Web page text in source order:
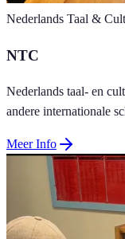
Nederlands Taal &
NTC
Nederlands taal- en
andere internationale
Meer Info